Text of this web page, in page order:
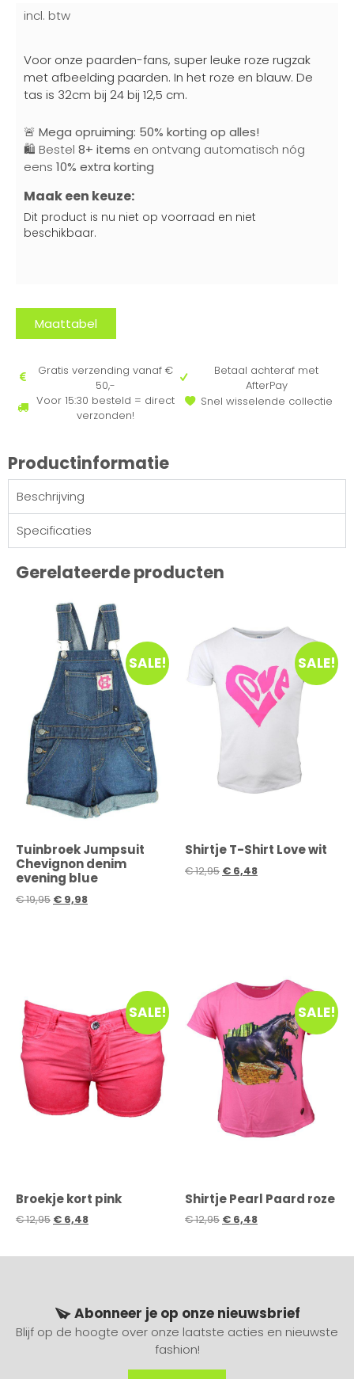
incl. btw
Voor onze paarden-fans, super leuke roze rugzak
met afbeelding paarden. In het roze en blauw. De
tas is 32cm bij 24 bij 12,5 cm.
🚨 Mega opruiming: 50% korting op alles!
🛍️ Bestel 8+ items en ontvang automatisch nóg
eens 10% extra korting
Maak een keuze:
Dit product is nu niet op voorraad en niet
beschikbaar.
Maattabel
Gratis verzending vanaf €
50,-
Voor 15:30 besteld = direct
verzonden!
Betaal achteraf met
AfterPay
Snel wisselende collectie
Productinformatie
Beschrijving
Specificaties
Gerelateerde producten
SALE!
Tuinbroek Jumpsuit
Chevignon denim
evening blue
€19,95 € 9,98
SALE!
Shirtje T-Shirt Love wit
€12,95 € 6,48
SALE!
Broekje kort pink
€12,95 € 6,48
SALE!
Shirtje Pearl Paard roze
€12,95 € 6,48
Abonneer je op onze nieuwsbrief
Blijf op de hoogte over onze laatste acties en nieuwste
fashion!